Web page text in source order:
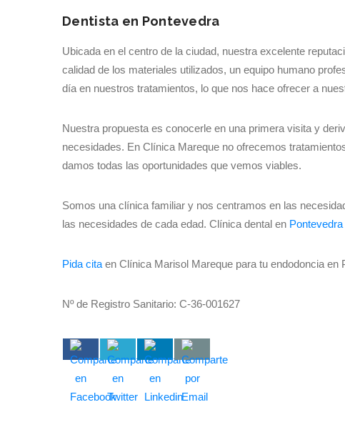
Dentista en Pontevedra
Ubicada en el centro de la ciudad, nuestra excelente
calidad de los materiales utilizados, un equipo humano
día en nuestros tratamientos, lo que nos hace ofrecer a
Nuestra propuesta es conocerle en una primera visita y
necesidades. En Clínica Mareque no ofrecemos
damos todas las oportunidades que vemos viables.
Somos una clínica familiar y nos centramos en las
las necesidades de cada edad. Clínica dental en Pontevedra
Pida cita en Clínica Marisol Mareque para tu endodoncia en
Nº de Registro Sanitario: C-36-001627